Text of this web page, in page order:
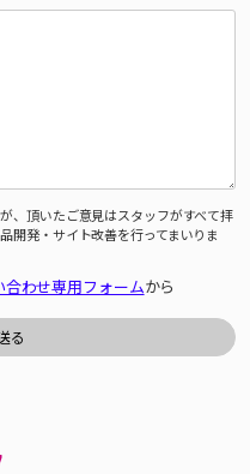
、頂いたご意見はスタッフがすべて拝
開発・サイト改善を行ってまいりま
合わせ専用フォームから